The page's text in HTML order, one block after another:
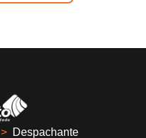
> Despachante